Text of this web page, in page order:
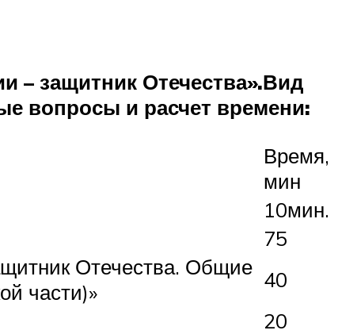
– защитник Отечества».Вид
вопросы и расчет времени:
Время,
мин
10мин.
75
Отечества. Общие
части)»
40
20